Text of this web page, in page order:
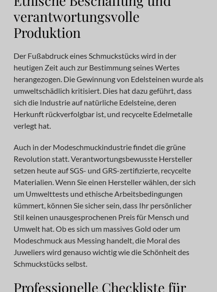
verantwortungsvolle
Produktion
Der Fußabdruck eines Schmuckstücks wird in der
heutigen Zeit auch zur Bestimmung seines Wertes
herangezogen. Die Gewinnung von Edelsteinen wurde als
umweltschädlich kritisiert. Dies hat dazu geführt, dass
sich die Industrie auf natürliche Edelsteine, deren
Herkunft rückverfolgbar ist, und recycelte Edelmetalle
verlegt hat.
Auch in der Modeschmuckindustrie findet die grüne
Revolution statt. Verantwortungsbewusste Hersteller
setzen heute auf SGS- und GRS-zertifizierte, recycelte
Materialien. Wenn Sie einen Hersteller wählen, der sich
um Umwelttests und ethische Arbeitsbedingungen
kümmert, können Sie sicher sein, dass Ihr persönlicher
Stil keinen unausgesprochenen Preis für Mensch und
Umwelt hat. Ob es sich um massives Gold oder um
Modeschmuck aus Messing handelt, die Moral des
Juweliers wird genauso wichtig wie die Schönheit des
Schmuckstücks selbst.
Professionelle Checkliste für